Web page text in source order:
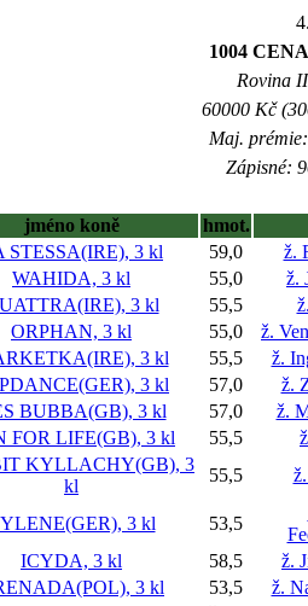
1004
Rovina
60000 Kč
Maj.
Zápisné:
jméno koně
hmot.
STESSA(IRE), 3 kl 59,0
ž.
WAHIDA, 3 kl 55,0
ž.
3 kl 55,5
ORPHAN, 3 kl 55,0
ž.
3 kl 55,5
ž.
3 kl 57,0
ž.
BUBBA(GB), 3 kl 57,0
ž.
FOR LIFE(GB), 3 kl 55,5
KYLLACHY(GB), 3
kl
55,5
3 kl 53,5
ICYDA, 3 kl 58,5
ž.
3 kl 53,5
ž.